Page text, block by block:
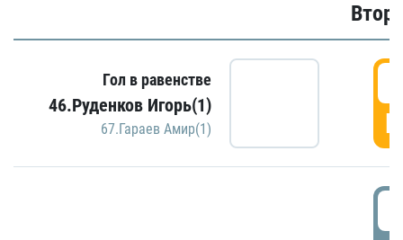
Гол в равенстве
46.Руденков Игорь(1)
67.Гараев Амир(1)